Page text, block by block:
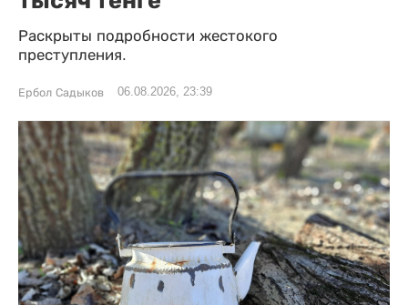
Раскрыты подробности жестокого
преступления.
Ербол Садыков 06.08.2026, 23:39